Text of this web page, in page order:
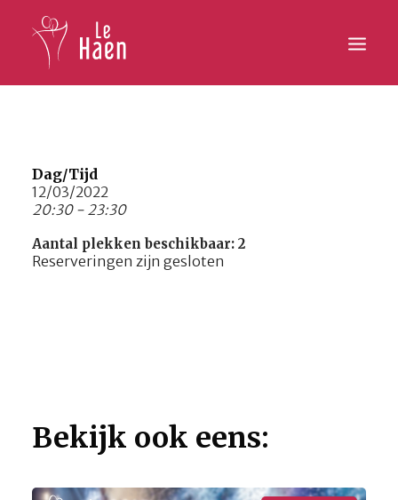
Lesaanbod
Activiteiten
Inschrijven
Dag/Tijd
12/03/2022
20:30 - 23:30
Aantal plekken beschikbaar: 2
Reserveringen zijn gesloten
Bekijk ook eens: